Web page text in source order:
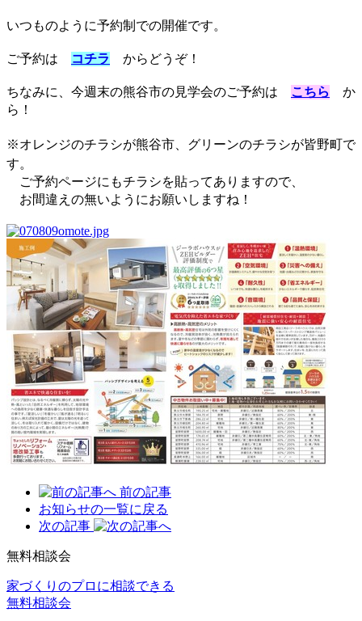
いつものように予約制での開催です。
ご予約は コチラ からどうぞ！
ちなみに、今週末の熊谷市の見学会のご予約は こちら
か
ら！
※オレンジのチラシが熊谷市、グリーンのチラシが皆野町で
す。
ご予約ページにもチラシを貼ってありますので、
お間違えの無いようにお願いしますね！
前の記事
お知らせの一覧に戻る
次の記事
無料相談会
家づくりのプロに相談できる
無料相談会